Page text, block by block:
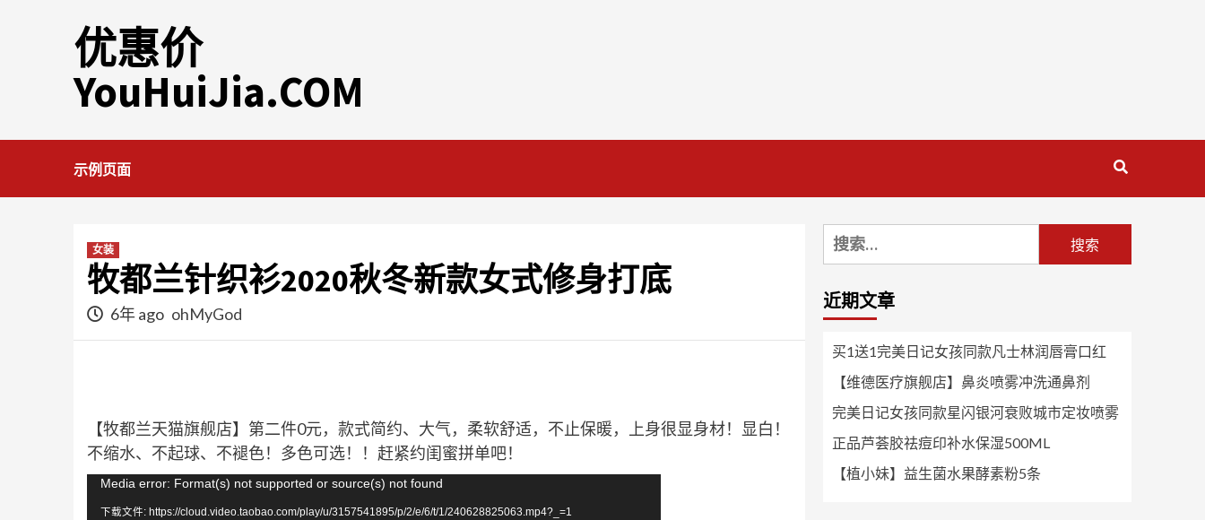
优惠价
YouHuiJia.COM
示例页面
女装
牧都兰针织衫2020秋冬新款女式修身打底
6年 ago ohMyGod
【牧都兰天猫旗舰店】第二件0元，款式简约、大气，柔软舒适，不止保暖，上身很显身材！显白！
不缩水、不起球、不褪色！多色可选！！赶紧约闺蜜拼单吧！
视
频
Media error: Format(s) not supported or source(s) not found
下载文件: https://cloud.video.taobao.com/play/u/3157541895/p/2/e/6/t/1/240628825063.mp4?_=1
搜
索：
近期文章
买1送1完美日记女孩同款凡士林润唇膏口红
【维德医疗旗舰店】鼻炎喷雾冲洗通鼻剂
完美日记女孩同款星闪银河衰败城市定妆喷雾
正品芦荟胶祛痘印补水保湿500ML
【植小妹】益生菌水果酵素粉5条